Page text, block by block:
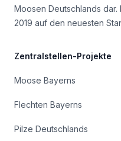
Moosen Deutschlands
2019 auf den neuesten
Zentralstellen-Projekte
Moose Bayerns
Flechten Bayerns
Pilze Deutschlands